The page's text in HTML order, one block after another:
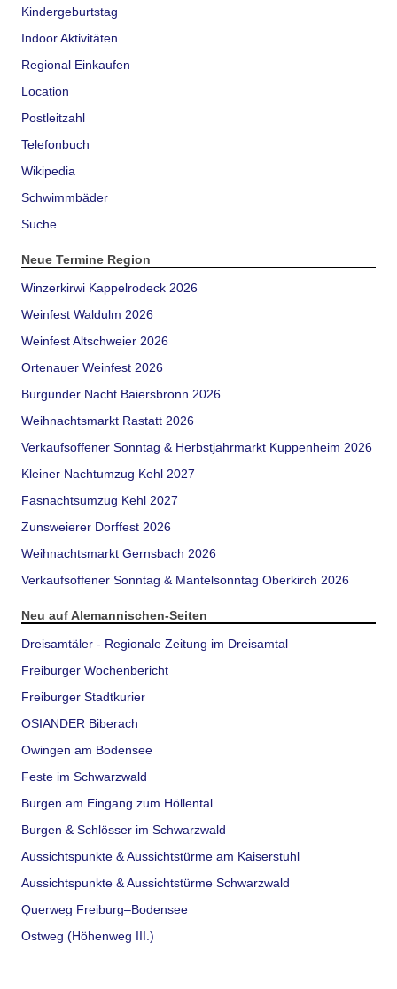
Kindergeburtstag
Indoor Aktivitäten
Regional Einkaufen
Location
Postleitzahl
Telefonbuch
Wikipedia
Schwimmbäder
Suche
Neue Termine Region
Winzerkirwi Kappelrodeck 2026
Weinfest Waldulm 2026
Weinfest Altschweier 2026
Ortenauer Weinfest 2026
Burgunder Nacht Baiersbronn 2026
Weihnachtsmarkt Rastatt 2026
Verkaufsoffener Sonntag & Herbstjahrmarkt Kuppenheim 2026
Kleiner Nachtumzug Kehl 2027
Fasnachtsumzug Kehl 2027
Zunsweierer Dorffest 2026
Weihnachtsmarkt Gernsbach 2026
Verkaufsoffener Sonntag & Mantelsonntag Oberkirch 2026
Neu auf Alemannischen-Seiten
Dreisamtäler - Regionale Zeitung im Dreisamtal
Freiburger Wochenbericht
Freiburger Stadtkurier
OSIANDER Biberach
Owingen am Bodensee
Feste im Schwarzwald
Burgen am Eingang zum Höllental
Burgen & Schlösser im Schwarzwald
Aussichtspunkte & Aussichtstürme am Kaiserstuhl
Aussichtspunkte & Aussichtstürme Schwarzwald
Querweg Freiburg–Bodensee
Ostweg (Höhenweg III.)